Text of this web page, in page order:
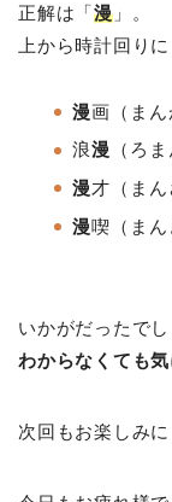
正解は「漫」。
上から時計回りに
漫画（まん
浪漫
（ろま
漫才 （ま
漫喫 （ま
いかがだったでし
わからなくても
次回もお楽しみに